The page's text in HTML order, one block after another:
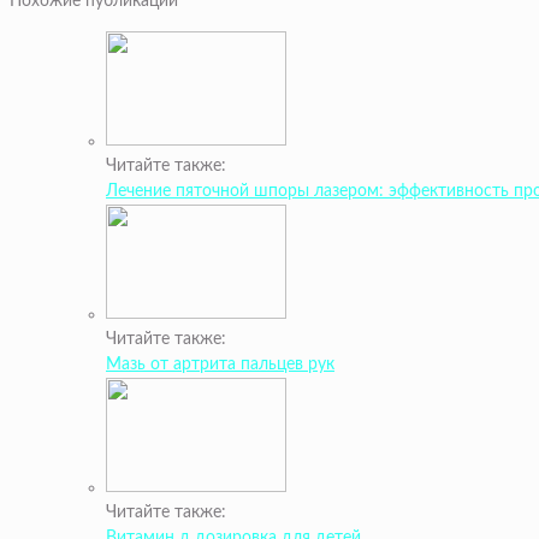
Читайте также:
Лечение пяточной шпоры лазером: эффективность
Читайте также:
Мазь от артрита пальцев рук
Читайте также: